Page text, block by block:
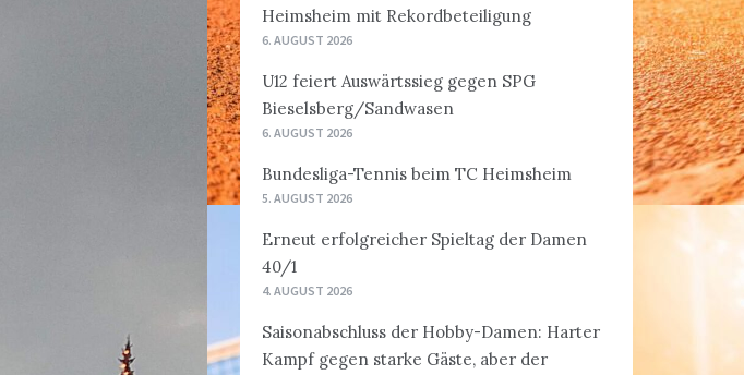
Heimsheim mit Rekordbeteiligung
6. AUGUST 2026
U12 feiert Auswärtssieg gegen SPG
Bieselsberg/Sandwasen
6. AUGUST 2026
Bundesliga-Tennis beim TC Heimsheim
5. AUGUST 2026
Erneut erfolgreicher Spieltag der Damen
40/1
4. AUGUST 2026
Saisonabschluss der Hobby-Damen: Harter
Kampf gegen starke Gäste, aber der